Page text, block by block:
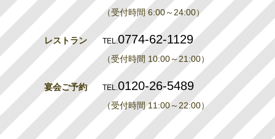
（受付時間 6:00～24:00）
レストラン TEL.0774-62-1129
（受付時間 10:00～21:00）
宴会ご予約 TEL. 0120-26-5489
（受付時間 11:00～22:00）